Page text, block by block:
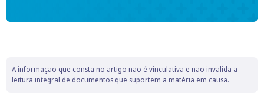
A informação que consta no artigo não é vinculativa e não invalida a
leitura integral de documentos que suportem a matéria em causa.